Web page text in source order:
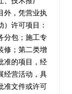
外，凭营业执
）许可项目：
分包；施工专
修；第二类增
准的项目，经
经营活动，具
准文件或许可